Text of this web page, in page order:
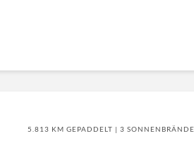
5.813 KM GEPADDELT | 3